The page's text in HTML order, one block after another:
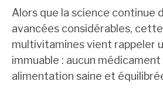
Alors que la science continue
avancées considérables,
multivitamines vient rappeler
immuable : aucun
alimentation saine et